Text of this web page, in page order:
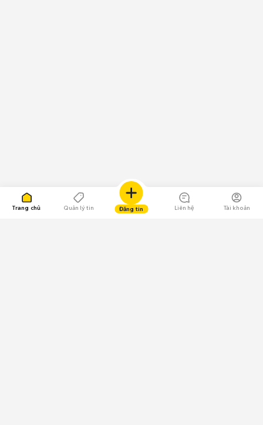
Trang chủ Quản lý tin Đăng tin Liên hệ Tài khoản